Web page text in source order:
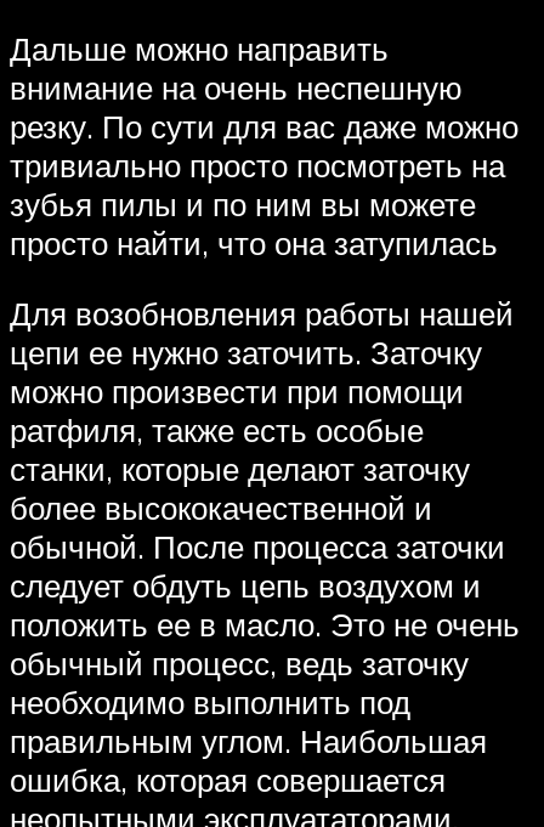
Дальше можно направить
внимание на очень неспешную
резку. По сути для вас даже можно
тривиально просто посмотреть на
зубья пилы и по ним вы можете
просто найти, что она затупилась
Для возобновления работы нашей
цепи ее нужно заточить. Заточку
можно произвести при помощи
ратфиля, также есть особые
станки, которые делают заточку
более высококачественной и
обычной. После процесса заточки
следует обдуть цепь воздухом и
положить ее в масло. Это не очень
обычный процесс, ведь заточку
необходимо выполнить под
правильным углом. Наибольшая
ошибка, которая совершается
неопытными эксплуататорами,